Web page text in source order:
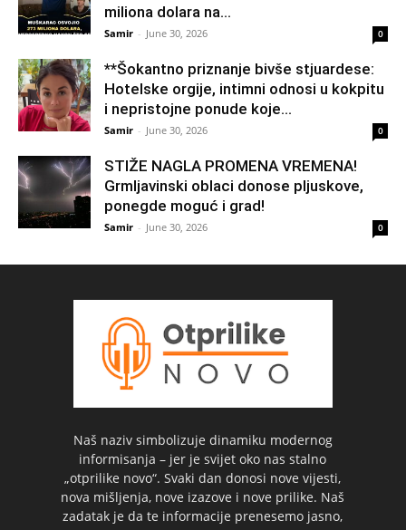
miliona dolara na...
Samir - June 30, 2026 0
**Šokantno priznanje bivše stjuardese:
Hotelske orgije, intimni odnosi u kokpitu
i nepristojne ponude koje...
Samir - June 30, 2026 0
STIŽE NAGLA PROMENA VREMENA!
Grmljavinski oblaci donose pljuskove,
ponegde moguć i grad!
Samir - June 30, 2026 0
Naš naziv simbolizuje dinamiku modernog
informisanja – jer je svijet oko nas stalno
„otprilike novo“. Svaki dan donosi nove vijesti,
nova mišljenja, nove izazove i nove prilike. Naš
zadatak je da te informacije prenesemo jasno,